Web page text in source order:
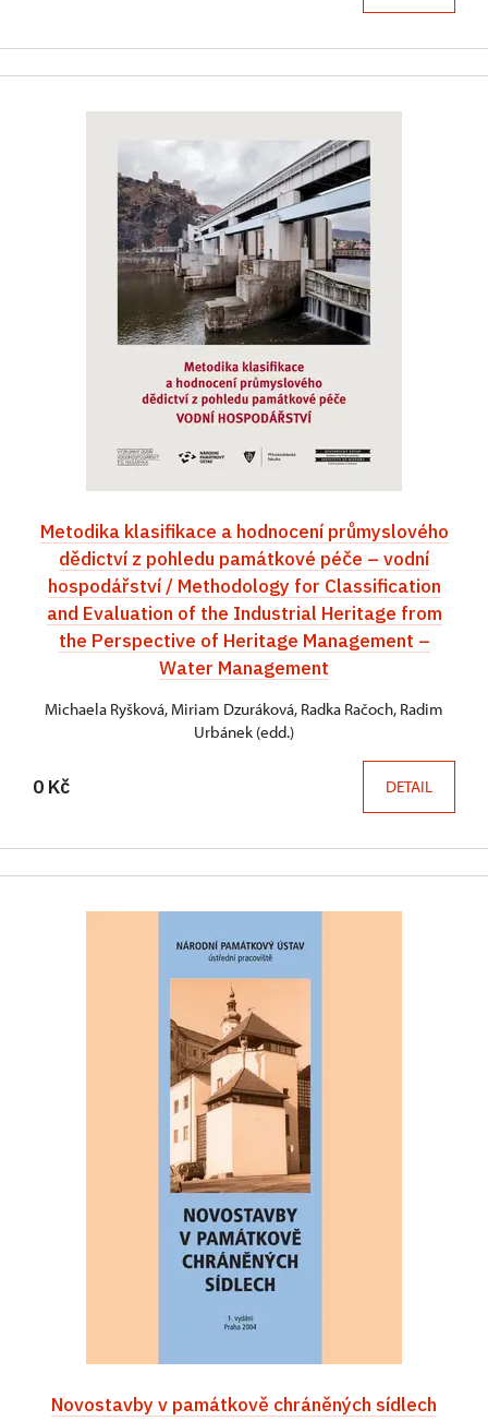
Metodika klasifikace a hodnocení průmyslového
dědictví z pohledu památkové péče – vodní
hospodářství / Methodology for Classification
and Evaluation of the Industrial Heritage from
the Perspective of Heritage Management –
Water Management
Michaela Ryšková, Miriam Dzuráková, Radka Račoch, Radim
Urbánek (edd.)
0 Kč DETAIL
Novostavby v památkově chráněných sídlech